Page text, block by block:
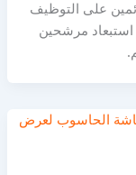
على التوظيف
مرشحين